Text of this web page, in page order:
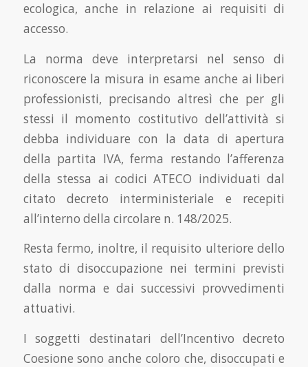
ecologica, anche in relazione ai requisiti di
accesso.
La norma deve interpretarsi nel senso di
riconoscere la misura in esame anche ai liberi
professionisti, precisando altresì che per gli
stessi il momento costitutivo dell’attività si
debba individuare con la data di apertura
della partita IVA, ferma restando l’afferenza
della stessa ai codici ATECO individuati dal
citato decreto interministeriale e recepiti
all’interno della circolare n. 148/2025.
Resta fermo, inoltre, il requisito ulteriore dello
stato di disoccupazione nei termini previsti
dalla norma e dai successivi provvedimenti
attuativi.
I soggetti destinatari dell’Incentivo decreto
Coesione sono anche coloro che, disoccupati e